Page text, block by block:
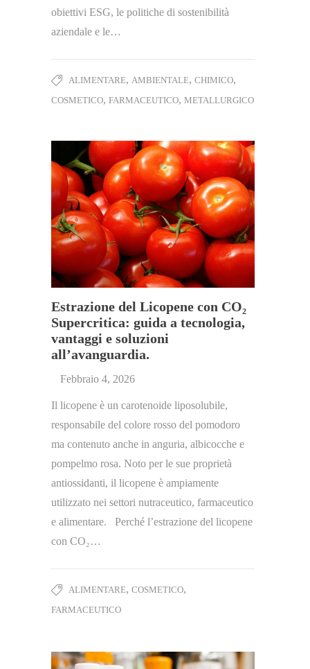
obiettivi ESG, le politiche di sostenibilità
aziendale e le…
ALIMENTARE, AMBIENTALE, CHIMICO,
COSMETICO, FARMACEUTICO, METALLURGICO
Estrazione del Licopene con CO₂
Supercritica: guida a tecnologia,
vantaggi e soluzioni
all’avanguardia.
Febbraio 4, 2026
Il licopene è un carotenoide liposolubile,
responsabile del colore rosso del pomodoro
ma contenuto anche in anguria, albicocche e
pompelmo rosa. Noto per le sue proprietà
antiossidanti, il licopene è ampiamente
utilizzato nei settori nutraceutico, farmaceutico
e alimentare. Perché l’estrazione del licopene
con CO₂…
ALIMENTARE, COSMETICO,
FARMACEUTICO